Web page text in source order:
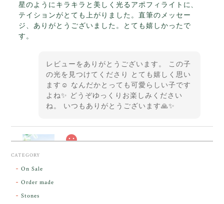
星のようにキラキラと美しく光るアポフィライトに、
テイションがとても上がりました。直筆のメッセー
ジ、ありがとうございました。とても嬉しかったで
す。
レビューをありがとうございます。 この子
の光を見つけてくださり とても嬉しく思い
ます☺️ なんだかとっても可愛らしい子です
よね✨ どうぞゆっくりお楽しみください
ね。 いつもありがとうございます🙏✨
ンダラで感動しました。素敵な箱と和紙で石を包んで
CATEGORY
On Sale
Order made
Stones